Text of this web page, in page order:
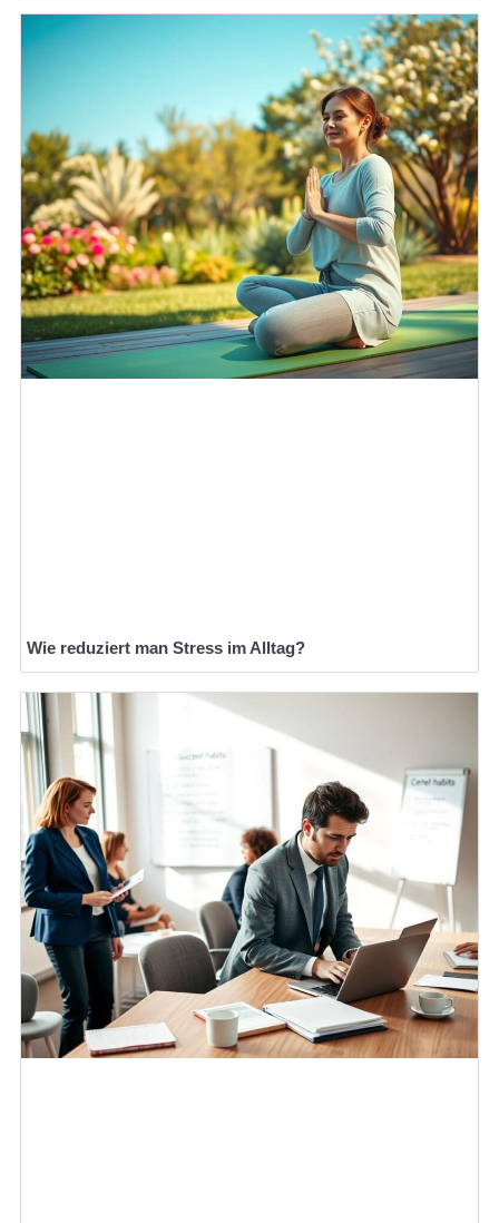
Wie reduziert man Stress im Alltag?